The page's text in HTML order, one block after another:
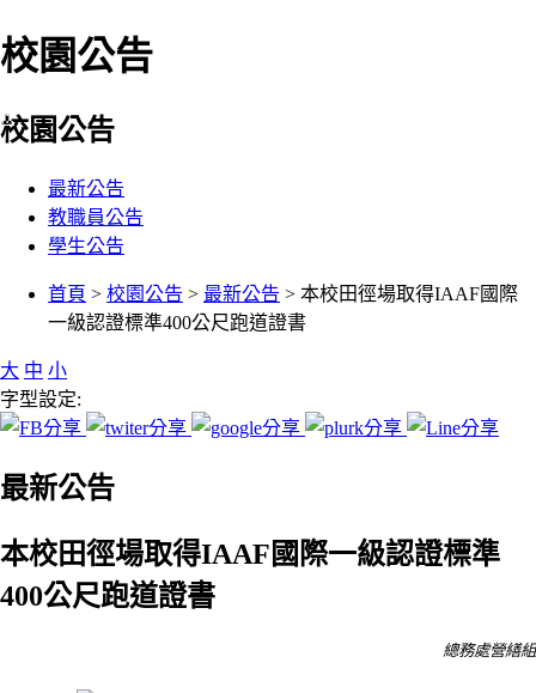
校園公告
:::
校園公告
最新公告
教職員公告
學生公告
首頁 > 校園公告 > 最新公告 > 本校田徑場取得IAAF國際
一級認證標準400公尺跑道證書
大 中 小
字型設定:
最新公告
本校田徑場取得IAAF國際一級認證標準
400公尺跑道證書
總務處營繕組